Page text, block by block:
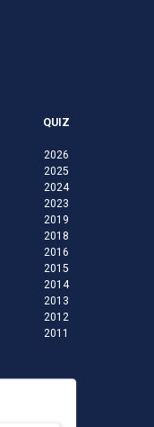
QUIZ
2026
2025
2024
2023
2019
2018
2016
2015
2014
2013
2012
2011